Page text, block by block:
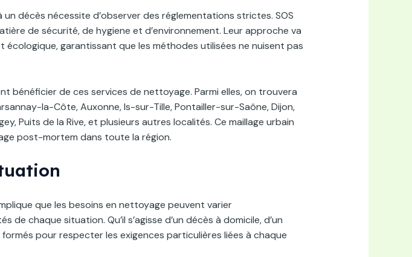
décès nécessite d’observer des réglementations strictes. SOS
de sécurité, de hygiene et d’environnement. Leur approche va
garantissant que les méthodes utilisées ne nuisent pas
bénéficier de ces services de nettoyage. Parmi elles, on trouvera
la-Côte, Auxonne, Is-sur-Tille, Pontailler-sur-Saône, Dijon,
Puits de la Rive, et plusieurs autres localités. Ce maillage urbain
post-mortem dans toute la région.
que les besoins en nettoyage peuvent varier
chaque situation. Qu’il s’agisse d’un décès à domicile, d’un
pour respecter les exigences particulières liées à chaque